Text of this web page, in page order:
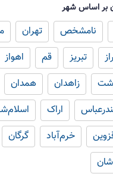
بر اساس شهر
نامشخص تهران
تبریز قم اهواز
زاهدان همدان
اراک
خرم‌آباد گرگان